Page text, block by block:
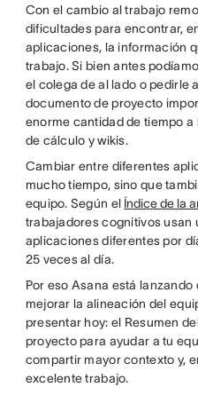
Con el cambio al trabajo
dificultades para encontrar,
aplicaciones, la información
trabajo. Si bien antes
el colega de al lado o pedirle
documento de proyecto
enorme cantidad de tiempo
de cálculo y wikis.
Cambiar entre diferentes
mucho tiempo, sino que
equipo. Según el Índice de la
trabajadores cognitivos usan
aplicaciones diferentes por
25 veces al día.
Por eso Asana está
mejorar la alineación del
presentar hoy: el Resumen
proyecto para ayudar a tu
compartir mayor contexto y,
excelente trabajo.